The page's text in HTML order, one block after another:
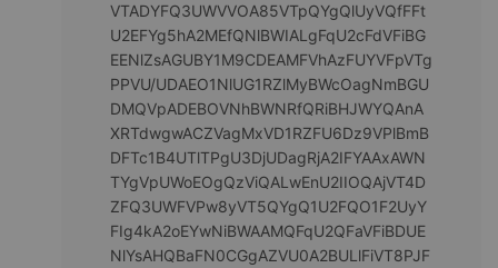
VTADYFQ3UWVVOA85VTpQYgQlUyVQfFFt
U2EFYg5hA2MEfQNlBWIALgFqU2cFdVFiBG
EENlZsAGUBY1M9CDEAMFVhAzFUYVFpVTg
PPVU/UDAEO1NlUG1RZlMyBWcOagNmBGU
DMQVpADEBOVNhBWNRfQRiBHJWYQAnA
XRTdwgwACZVagMxVD1RZFU6Dz9VPlBmB
DFTc1B4UTlTPgU3DjUDagRjA2IFYAAxAWN
TYgVpUWoEOgQzViQALwEnU2IIOQAjVT4D
ZFQ3UWFVPw8yVT5QYgQ1U2FQO1F2UyY
FIg4kA2oEYwNiBWAAMQFqU2QFaVFiBDUE
NlYsAHQBaFN0CGgAZVU0A2BULlFiVT8PJF